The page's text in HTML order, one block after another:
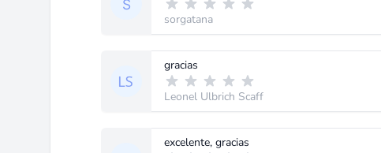
sorgatana
gracias
Leonel Ulbrich Scaff
excelente, gracias